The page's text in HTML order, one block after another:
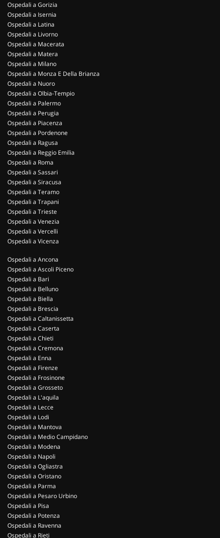
Ospedali a Gorizia
Ospedali a Isernia
Ospedali a Latina
Ospedali a Livorno
Ospedali a Macerata
Ospedali a Matera
Ospedali a Milano
Ospedali a Monza E Della Brianza
Ospedali a Nuoro
Ospedali a Olbia-Tempio
Ospedali a Palermo
Ospedali a Perugia
Ospedali a Piacenza
Ospedali a Pordenone
Ospedali a Ragusa
Ospedali a Reggio Emilia
Ospedali a Roma
Ospedali a Sassari
Ospedali a Siracusa
Ospedali a Teramo
Ospedali a Trapani
Ospedali a Trieste
Ospedali a Venezia
Ospedali a Vercelli
Ospedali a Vicenza
Ospedali a Ancona
Ospedali a Ascoli Piceno
Ospedali a Bari
Ospedali a Belluno
Ospedali a Biella
Ospedali a Brescia
Ospedali a Caltanissetta
Ospedali a Caserta
Ospedali a Chieti
Ospedali a Cremona
Ospedali a Enna
Ospedali a Firenze
Ospedali a Frosinone
Ospedali a Grosseto
Ospedali a L'aquila
Ospedali a Lecce
Ospedali a Lodi
Ospedali a Mantova
Ospedali a Medio Campidano
Ospedali a Modena
Ospedali a Napoli
Ospedali a Ogliastra
Ospedali a Oristano
Ospedali a Parma
Ospedali a Pesaro Urbino
Ospedali a Pisa
Ospedali a Potenza
Ospedali a Ravenna
Ospedali a Rieti